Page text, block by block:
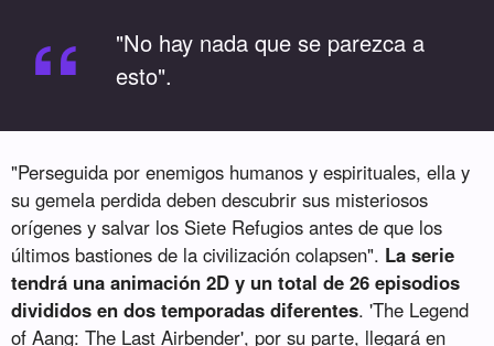
“
"No hay nada que se parezca a
esto".
"Perseguida por enemigos humanos y espirituales, ella y
su gemela perdida deben descubrir sus misteriosos
orígenes y salvar los Siete Refugios antes de que los
últimos bastiones de la civilización colapsen". La serie
tendrá una animación 2D y un total de 26 episodios
divididos en dos temporadas diferentes. 'The Legend
of Aang: The Last Airbender', por su parte, llegará en